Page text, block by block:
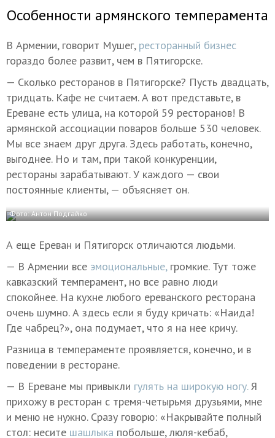
Особенности армянского темперамента
В Армении, говорит Мушег, ресторанный бизнес
гораздо более развит, чем в Пятигорске.
— Сколько ресторанов в Пятигорске? Пусть двадцать,
тридцать. Кафе не считаем. А вот представьте, в
Ереване есть улица, на которой 59 ресторанов! В
армянской ассоциации поваров больше 530 человек.
Мы все знаем друг друга. Здесь работать, конечно,
выгоднее. Но и там, при такой конкуренции,
рестораны зарабатывают. У каждого — свои
постоянные клиенты, — объясняет он.
Фото: Антон Подгайко
А еще Ереван и Пятигорск отличаются людьми.
— В Армении все эмоциональные,громкие. Тут тоже
кавказский темперамент, но все равно люди
спокойнее. На кухне любого ереванского ресторана
очень шумно. А здесь если я буду кричать: «Наида!
Где чабрец?», она подумает, что я на нее кричу.
Разница в темпераменте проявляется, конечно, и в
поведении в ресторане.
— В Ереване мы привыкли гулять на широкую ногу.Я
прихожу в ресторан с тремя-четырьмя друзьями, мне
и меню не нужно. Сразу говорю: «Накрывайте полный
стол: несите шашлыка побольше, люля-кебаб,